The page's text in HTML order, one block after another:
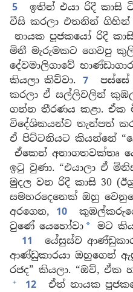
5
ඉතින් එයා රිදී කාසි
වීසි කරලා එතනින් ගිහින්
නායක පූජකයෝ රිදී
මිනී මැරුමකට ගෙවපු
දේවමාලිගාවේ
කියලා කිව්වා.
7
පස්සේ
කරලා ඒ සල්ලිවලින්
ගන්න තීරණය කළා. ඒක
විදේශිකයන්ව තැන්පත්
ඒ පිට්ටනියට කියන්නේ
ඒකෙන් අනාගතවක්තෘ
ඉටු වුණා. “එයාලා ඒ
මුදල වන රිදී කාසි 30
සමහරදෙනෙක් ඔහු
අරගෙන,
10
වුණේ යෙහෝවා * මට
11
යේසුස්ව
ආණ්ඩුකාරයා ඔහුගෙන්
රජද” කියලා. “ඔව්, ඒක
+ 12
ඒත් නායක